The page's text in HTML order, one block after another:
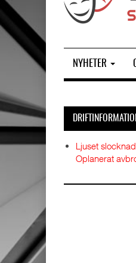
NYHETER
Ljuset
Oplanerat